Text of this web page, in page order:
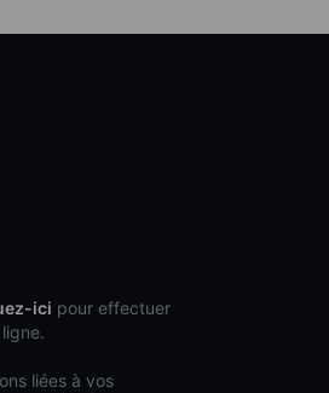
ici pour effectuer
liées à vos